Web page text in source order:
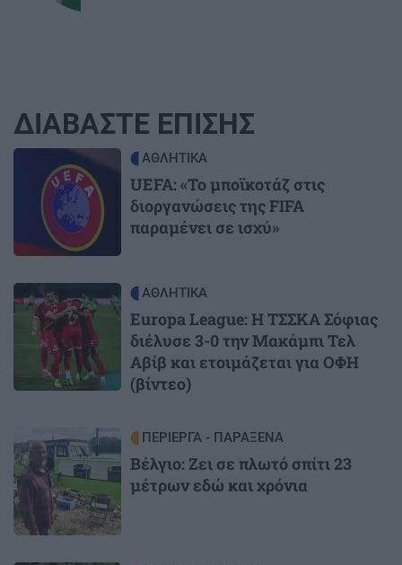
ΔΙΑΒΑΣΤΕ ΕΠΙΣΗΣ
ΑΘΛΗΤΙΚΑ
UEFA: «Το μποϊκοτάζ στις
διοργανώσεις της FIFA
παραμένει σε ισχύ»
Image ΑΘΛΗΤΙΚΑ
Europa League: Η ΤΣΣΚΑ Σόφιας
διέλυσε 3-0 την Μακάμπι Τελ
Αβίβ και ετοιμάζεται για ΟΦΗ
(βίντεο)
Image ΠΕΡΙΕΡΓΑ - ΠΑΡΑΞΕΝΑ
Βέλγιο: Ζει σε πλωτό σπίτι 23
μέτρων εδώ και χρόνια